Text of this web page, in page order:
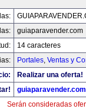
guiaparavender.com
14 caracteres
Portales, Ventas y
Realizar una oferta!
guiaparavender.com
Serán consideradas